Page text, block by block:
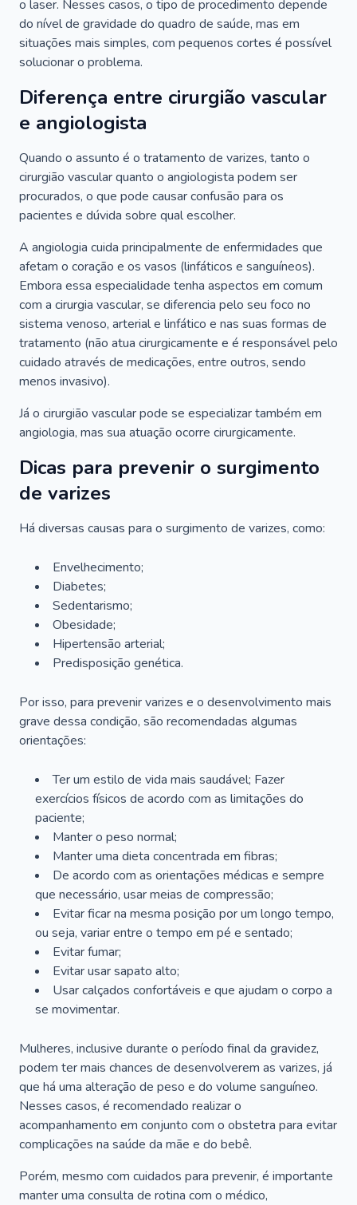
o laser. Nesses casos, o tipo de procedimento depende
do nível de gravidade do quadro de saúde, mas em
situações mais simples, com pequenos cortes é possível
solucionar o problema.
Diferença entre cirurgião vascular
e angiologista
Quando o assunto é o tratamento de varizes, tanto o
cirurgião vascular quanto o angiologista podem ser
procurados, o que pode causar confusão para os
pacientes e dúvida sobre qual escolher.
A angiologia cuida principalmente de enfermidades que
afetam o coração e os vasos (linfáticos e sanguíneos).
Embora essa especialidade tenha aspectos em comum
com a cirurgia vascular, se diferencia pelo seu foco no
sistema venoso, arterial e linfático e nas suas formas de
tratamento (não atua cirurgicamente e é responsável pelo
cuidado através de medicações, entre outros, sendo
menos invasivo).
Já o cirurgião vascular pode se especializar também em
angiologia, mas sua atuação ocorre cirurgicamente.
Dicas para prevenir o surgimento
de varizes
Há diversas causas para o surgimento de varizes, como:
Envelhecimento;
Diabetes;
Sedentarismo;
Obesidade;
Hipertensão arterial;
Predisposição genética.
Por isso, para prevenir varizes e o desenvolvimento mais
grave dessa condição, são recomendadas algumas
orientações:
Ter um estilo de vida mais saudável; Fazer
exercícios físicos de acordo com as limitações do
paciente;
Manter o peso normal;
Manter uma dieta concentrada em fibras;
De acordo com as orientações médicas e sempre
que necessário, usar meias de compressão;
Evitar ficar na mesma posição por um longo tempo,
ou seja, variar entre o tempo em pé e sentado;
Evitar fumar;
Evitar usar sapato alto;
Usar calçados confortáveis e que ajudam o corpo a
se movimentar.
Mulheres, inclusive durante o período final da gravidez,
podem ter mais chances de desenvolverem as varizes, já
que há uma alteração de peso e do volume sanguíneo.
Nesses casos, é recomendado realizar o
acompanhamento em conjunto com o obstetra para evitar
complicações na saúde da mãe e do bebê.
Porém, mesmo com cuidados para prevenir, é importante
manter uma consulta de rotina com o médico,